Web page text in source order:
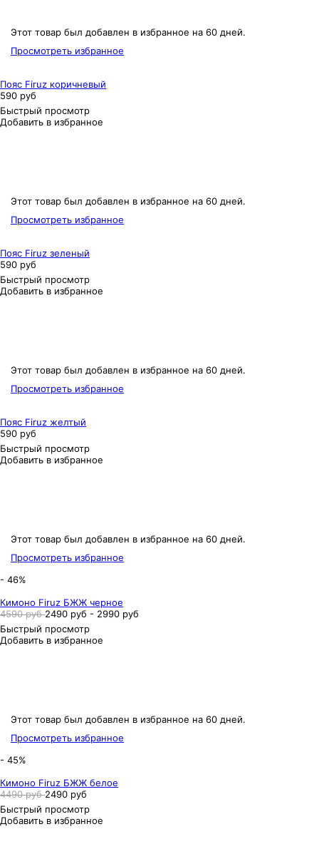
Этот товар был добавлен в избранное на 60 дней.
Просмотреть избранное
Пояс Firuz коричневый
590 руб
Быстрый просмотр
Добавить в избранное
Этот товар был добавлен в избранное на 60 дней.
Просмотреть избранное
Пояс Firuz зеленый
590 руб
Быстрый просмотр
Добавить в избранное
Этот товар был добавлен в избранное на 60 дней.
Просмотреть избранное
Пояс Firuz желтый
590 руб
Быстрый просмотр
Добавить в избранное
Этот товар был добавлен в избранное на 60 дней.
Просмотреть избранное
- 46%
Кимоно Firuz БЖЖ черное
4590 руб2490 руб - 2990 руб
Быстрый просмотр
Добавить в избранное
Этот товар был добавлен в избранное на 60 дней.
Просмотреть избранное
- 45%
Кимоно Firuz БЖЖ белое
4490 руб2490 руб
Быстрый просмотр
Добавить в избранное